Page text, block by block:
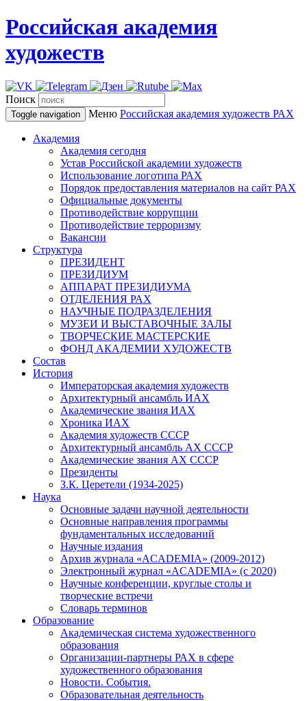
Российская академия
художеств
Поиск
Toggle navigation Меню Российская академия художеств РАХ
Академия
Академия сегодня
Устав Российской академии художеств
Использование логотипа РАХ
Порядок предоставления материалов на сайт РАХ
Официальные документы
Противодействие коррупции
Противодействие терроризму
Вакансии
Структура
ПРЕЗИДЕНТ
ПРЕЗИДИУМ
АППАРАТ ПРЕЗИДИУМА
ОТДЕЛЕНИЯ РАХ
НАУЧНЫЕ ПОДРАЗДЕЛЕНИЯ
МУЗЕИ И ВЫСТАВОЧНЫЕ ЗАЛЫ
ТВОРЧЕСКИЕ МАСТЕРСКИЕ
ФОНД АКАДЕМИИ ХУДОЖЕСТВ
Состав
История
Императорская академия художеств
Архитектурный ансамбль ИАХ
Академические звания ИАХ
Хроника ИАХ
Академия художеств СССР
Архитектурный ансамбль АХ СССР
Академические звания АХ СССР
Президенты
З.К. Церетели (1934-2025)
Наука
Основные задачи научной деятельности
Основные направления программы
фундаментальных исследований
Научные издания
Архив журнала «ACADEMIA» (2009-2012)
Электронный журнал «ACADEMIA» (с 2020)
Научные конференции, круглые столы и
творческие встречи
Словарь терминов
Образование
Академическая система художественного
образования
Организации-партнеры РАХ в сфере
художественного образования
Новости. События.
Образовательная деятельность